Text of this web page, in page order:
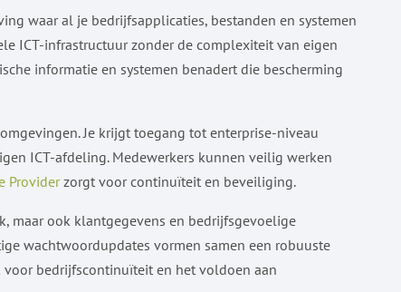
waar al je bedrijfsapplicaties, bestanden en systemen
ICT-infrastructuur zonder de complexiteit van eigen
informatie en systemen benadert die bescherming
Je krijgt toegang tot enterprise-niveau
ICT-afdeling. Medewerkers kunnen veilig werken
Providerzorgt voor continuïteit en beveiliging.
maar ook klantgegevens en bedrijfsgevoelige
wachtwoordupdates vormen samen een robuuste
bedrijfscontinuïteit en het voldoen aan